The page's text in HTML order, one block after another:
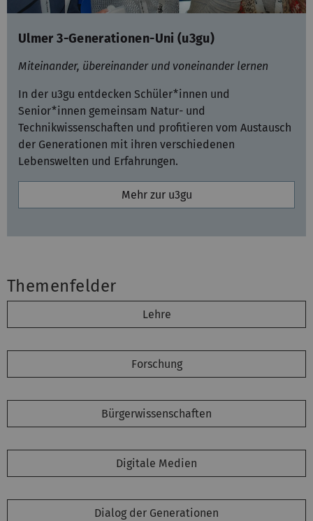
Ulmer 3-Generationen-Uni (u3gu)
Miteinander, übereinander und voneinander lernen
In der u3gu entdecken Schüler*innen und
Senior*innen gemeinsam Natur- und
Technikwissenschaften und profitieren vom Austausch
der Generationen mit ihren verschiedenen
Lebenswelten und Erfahrungen.
Mehr zur u3gu
Themenfelder
Lehre
Forschung
Bürgerwissenschaften
Digitale Medien
Dialog der Generationen